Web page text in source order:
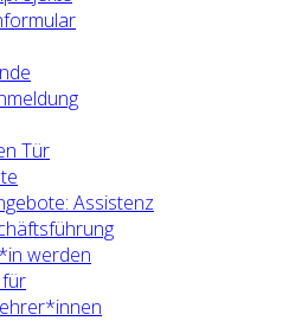
Tür
Assistenz
werden